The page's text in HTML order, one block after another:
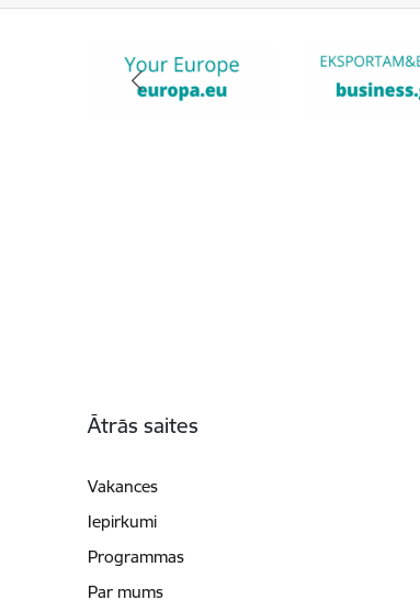
Ātrās saites
Vakances
Iepirkumi
Programmas
Par mums